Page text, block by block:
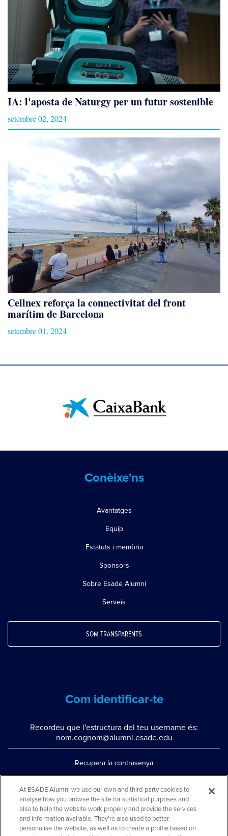
IA: l'aposta de Naturgy per un futur sostenible
setembre 02, 2024
Cellnex reforça la connectivitat del front
marítim de Barcelona
setembre 01, 2024
Conèixe'ns
Avantatges
Equip
Estatuts i memòria
Sponsors
Sobre Esade Alumni
Serveis
SOM TRANSPARENTS
Com identificar-te
Recordeu que l'estructura del teu username és:
nom.cognom@alumni.esade.edu
Recupera la contrasenya
Contacta'ns per whatsapp
Teléfono: 93 553 02 17
At ESADE Alumni we use our own and third-party cookies to
analyse how you browse the site for statistical purposes and
also to help the website work properly and provide the services
and information available. They're also used to better
personalise the website, as well as to create a profile based on